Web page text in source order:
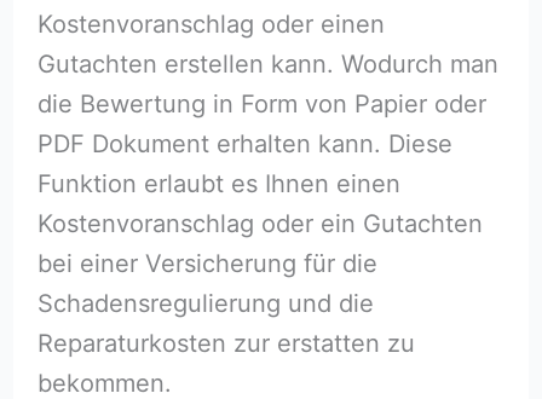
Kostenvoranschlag oder einen
Gutachten erstellen kann. Wodurch man
die Bewertung in Form von Papier oder
PDF Dokument erhalten kann. Diese
Funktion erlaubt es Ihnen einen
Kostenvoranschlag oder ein Gutachten
bei einer Versicherung für die
Schadensregulierung und die
Reparaturkosten zur erstatten zu
bekommen.